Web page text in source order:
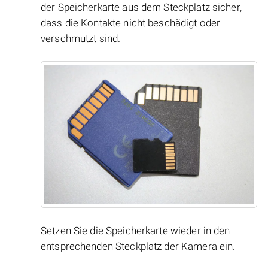
der Speicherkarte aus dem Steckplatz sicher,
dass die Kontakte nicht beschädigt oder
verschmutzt sind.
Setzen Sie die Speicherkarte wieder in den
entsprechenden Steckplatz der Kamera ein.